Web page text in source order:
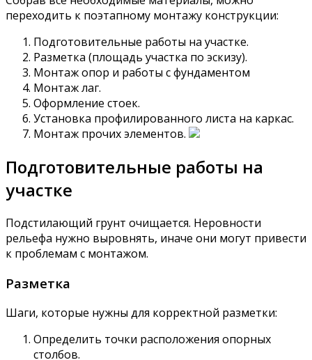
переходить к поэтапному монтажу конструкции:
Подготовительные работы на участке.
Разметка (площадь участка по эскизу).
Монтаж опор и работы с фундаментом
Монтаж лаг.
Оформление стоек.
Установка профилированного листа на каркас.
Монтаж прочих элементов.
Подготовительные работы на
участке
Подстилающий грунт очищается. Неровности
рельефа нужно выровнять, иначе они могут привести
к проблемам с монтажом.
Разметка
Шаги, которые нужны для корректной разметки:
Определить точки расположения опорных
столбов.